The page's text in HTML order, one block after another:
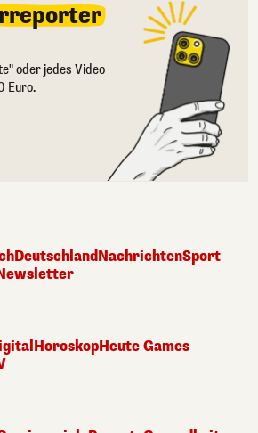
oder jedes Video
Euro.
DeutschlandNachrichtenSport
HoroskopHeute Games